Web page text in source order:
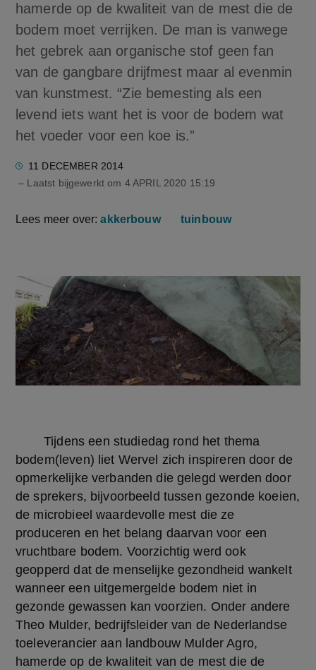
hamerde op de kwaliteit van de mest die de
bodem moet verrijken. De man is vanwege
het gebrek aan organische stof geen fan
van de gangbare drijfmest maar al evenmin
van kunstmest. “Zie bemesting als een
levend iets want het is voor de bodem wat
het voeder voor een koe is.”
11 DECEMBER 2014
– Laatst bijgewerkt om 4 APRIL 2020 15:19
Lees meer over:akkerbouw tuinbouw
bodem(leven) liet Wervel zich inspireren door de
opmerkelijke verbanden die gelegd werden door
de sprekers, bijvoorbeeld tussen gezonde koeien,
de microbieel waardevolle mest die ze
produceren en het belang daarvan voor een
vruchtbare bodem. Voorzichtig werd ook
geopperd dat de menselijke gezondheid wankelt
wanneer een uitgemergelde bodem niet in
gezonde gewassen kan voorzien. Onder andere
Theo Mulder, bedrijfsleider van de Nederlandse
toeleverancier aan landbouw Mulder Agro,
hamerde op de kwaliteit van de mest die de